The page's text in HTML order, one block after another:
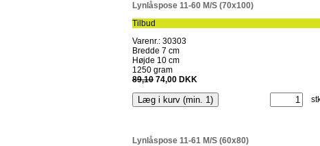
Lynlåspose 11-60 M/S (70x100)
Tilbud
Varenr.: 30303
Bredde 7 cm
Højde 10 cm
1250 gram
89,10 74,00 DKK
Lynlåspose 11-61 M/S (60x80)